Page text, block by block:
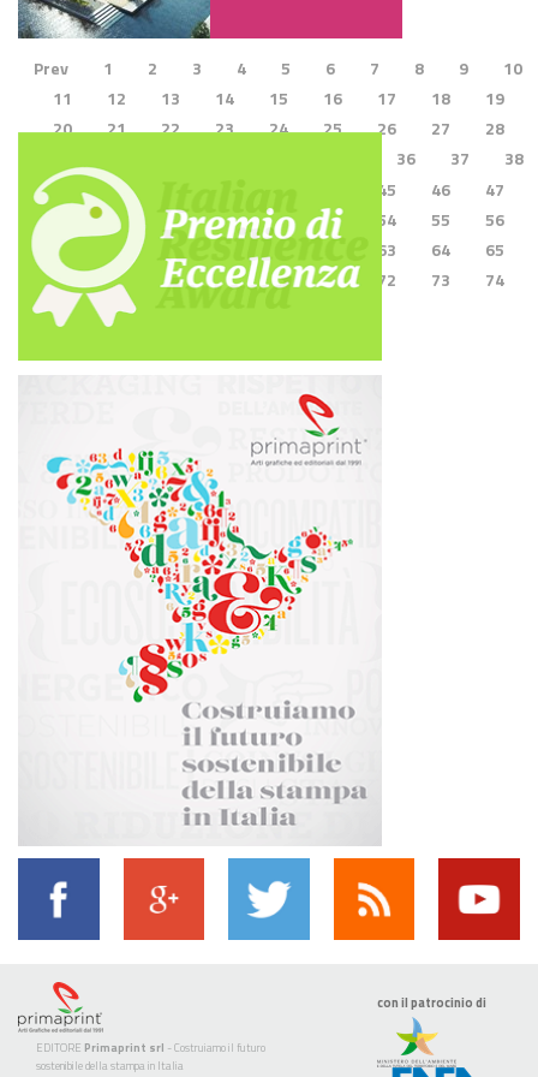
Prev 1 2 3 4 5 6 7 8 9
10
11
12 13 14 15 16 17 18
19
20
21 22 23 24 25 26 27
28
36 37
38
39
40 45 46
47
49 50 51 52 53 54 55
56
57
58 61 63 64
65
66
67 68 69 70 71 72 73
74
EDITORE Primaprint srl - Costruiamo il futuro
sostenibile della stampa in Italia
con il patrocinio di